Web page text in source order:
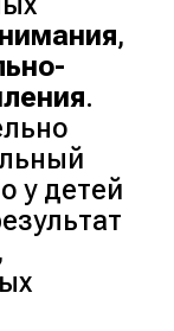
,
.
у детей